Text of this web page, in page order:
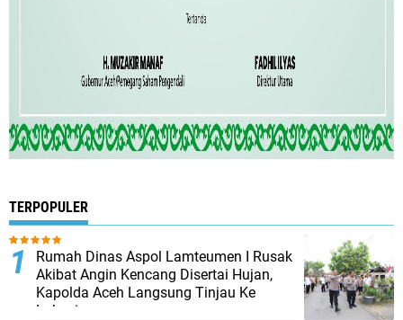
TERPOPULER
Rumah Dinas Aspol Lamteumen I Rusak
Akibat Angin Kencang Disertai Hujan,
Kapolda Aceh Langsung Tinjau Ke
Lokasi